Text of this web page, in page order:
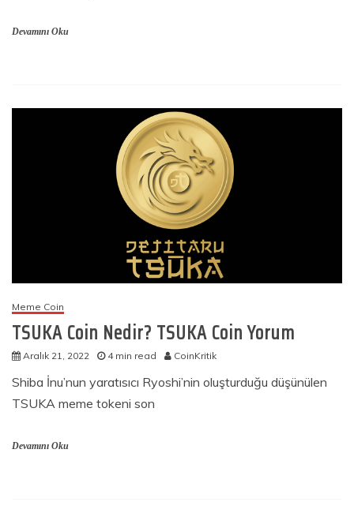
Devamını Oku
Meme Coin
TSUKA Coin Nedir? TSUKA Coin Yorum
Aralık 21, 2022 4 min read CoinKritik
Shiba İnu’nun yaratısıcı Ryoshi’nin oluşturduğu düşünülen
TSUKA meme tokeni son
Devamını Oku